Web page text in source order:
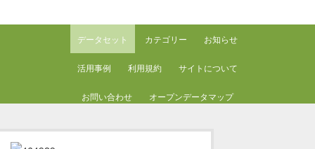
データセット カテゴリー お知らせ
活用事例 利用規約 サイトについて
お問い合わせ オープンデータマップ